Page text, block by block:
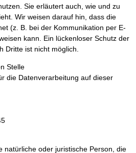
Sie erläutert auch, wie und zu
Wir weisen darauf hin, dass die
(z. B. bei der Kommunikation per E-
kann. Ein lückenloser Schutz der
Dritte ist nicht möglich.
Stelle
die Datenverarbeitung auf dieser
natürliche oder juristische Person, die